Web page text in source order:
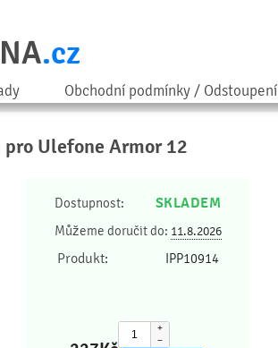
.cz
Obchodní podmínky / Odstoupení
Ulefone Armor 12
Dostupnost: SKLADEM
Můžeme doručit do: 11.8.2026
Produkt: IPP10914
+
−